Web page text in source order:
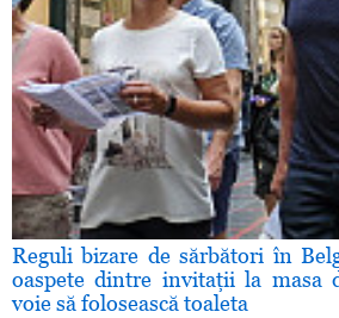
Reguli bizare de sărbători în
oaspete dintre invitaţii la masa
voie să folosească toaleta